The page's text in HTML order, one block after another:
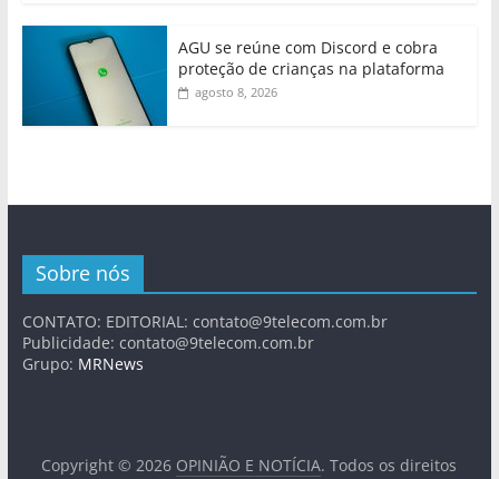
AGU se reúne com Discord e cobra
proteção de crianças na plataforma
agosto 8, 2026
Sobre nós
CONTATO: EDITORIAL: contato@9telecom.com.br
Publicidade: contato@9telecom.com.br
Grupo: MRNews
Copyright © 2026 OPINIÃO E NOTÍCIA. Todos os direitos